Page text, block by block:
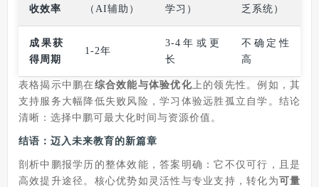
收效率
（AI辅助）
学习）
乏系统）
成果获
得周期
1-2年
3-4年或更
长
不确定性
高
表格揭示中鹏在综合效能与体验优化上的领先性。例如，其
支持服务大幅降低失败风险，学习体验远胜孤立自学。结论
清晰：选择中鹏可最大化时间与资源价值。
结语：迈入未来教育的新篇章
剖析中鹏报学历的整体效能，答案明确：它不仅可行，且是
高效提升途径。核心优势如灵活性与专业支持，转化为可量